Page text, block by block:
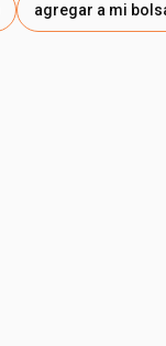
agregar a mi